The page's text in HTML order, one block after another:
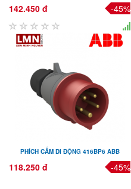
142.450 đ -45%
PHÍCH CẮM DI ĐỘNG 416BP6 ABB
118.250 đ -45%